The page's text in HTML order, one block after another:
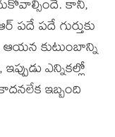
కానీ,
ప‌దే ప‌దే గుర్తుకు
ఆయ‌న కుటుంబాన్ని
ఎన్నిక‌ల్లో
ఇబ్బంది